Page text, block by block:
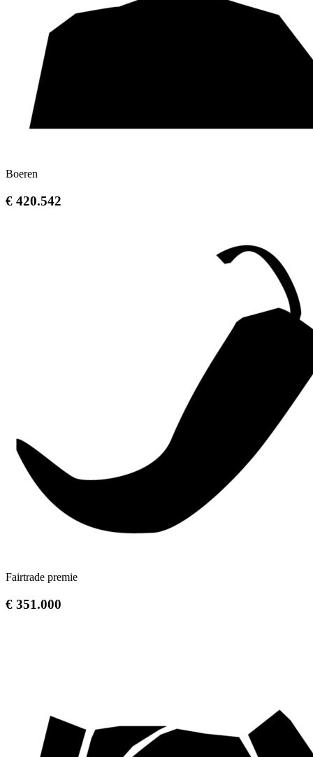
Boeren
€ 420.542
Fairtrade premie
€ 351.000